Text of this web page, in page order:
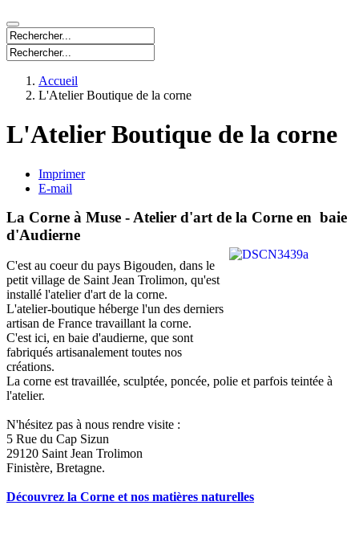
Accueil
L'Atelier Boutique de la corne
L'Atelier Boutique de la corne
Imprimer
E-mail
La Corne à Muse - Atelier d'art de la Corne en baie
d'Audierne
C'est au coeur du pays Bigouden, dans le
petit village de Saint Jean Trolimon, qu'est
installé l'atelier d'art de la corne.
L'atelier-boutique héberge l'un des derniers
artisan de France travaillant la corne.
C'est ici, en baie d'audierne, que sont
fabriqués artisanalement toutes nos
créations.
La corne est travaillée, sculptée, poncée, polie et parfois teintée à
l'atelier.
N'hésitez pas à nous rendre visite :
5 Rue du Cap Sizun
29120 Saint Jean Trolimon
Finistère, Bretagne.
Découvrez la Corne et nos matières naturelles